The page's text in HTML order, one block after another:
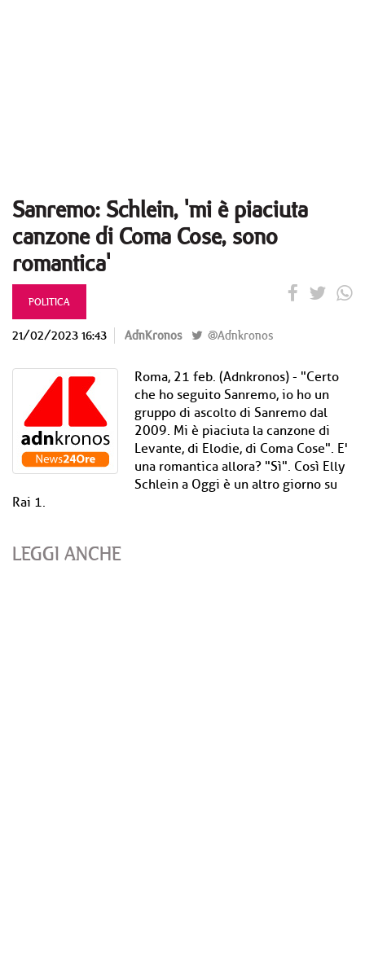
Sanremo: Schlein, 'mi è piaciuta
canzone di Coma Cose, sono
romantica'
POLITICA
21/02/2023 16:43 AdnKronos @Adnkronos
Roma, 21 feb. (Adnkronos) - "Certo
che ho seguito Sanremo, io ho un
gruppo di ascolto di Sanremo dal
2009. Mi è piaciuta la canzone di
Levante, di Elodie, di Coma Cose". E'
una romantica allora? "Sì". Così Elly
Schlein a Oggi è un altro giorno su
Rai 1.
LEGGI ANCHE